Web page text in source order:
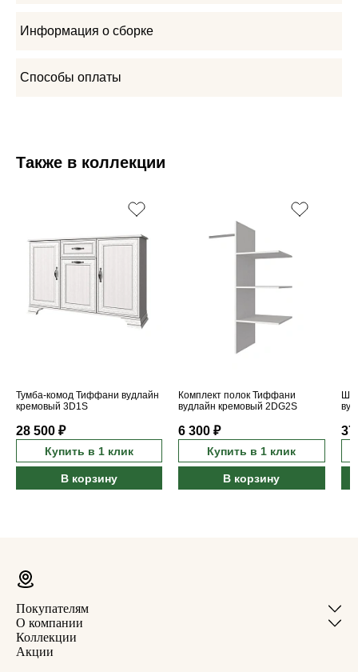
Информация о сборке
Способы оплаты
Также в коллекции
Тумба-комод Тиффани вудлайн
кремовый 3D1S
28 500 ₽
Купить в 1 клик
В корзину
Комплект полок Тиффани
вудлайн кремовый 2DG2S
6 300 ₽
Купить в 1 клик
В корзину
37
Покупателям
О компании
Коллекции
Акции